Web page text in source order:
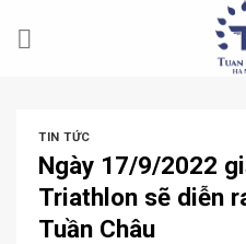
TIN TỨC
Ngày 17/9/2022
Triathlon sẽ diễn
Tuần Châu